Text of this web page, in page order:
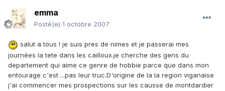
emma
Posté(e) 1 octobre 2007
salut a tous ! je suis pres de nimes et je passerai mes
journées la tete dans les cailloux.je cherche des gens du
departement qui aime ce genre de hobbie parce que dans mon
entourage c'est ...pas leur truc.D'origine de la la region viganaise
j'ai commencer mes prospections sur les causse de montdardier